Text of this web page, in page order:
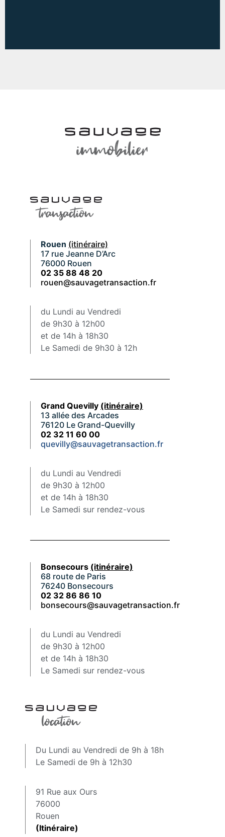
Rouen (itinéraire)
17 rue Jeanne D’Arc
76000 Rouen
02 35 88 48 20
rouen@sauvagetransaction.fr
du Lundi au Vendredi
de 9h30 à 12h00
et de 14h à 18h30
Le Samedi de 9h30 à 12h
Grand Quevilly (itinéraire)
13 allée des Arcades
76120 Le Grand-Quevilly
02 32 11 60 00
quevilly@sauvagetransaction.fr
du Lundi au Vendredi
de 9h30 à 12h00
et de 14h à 18h30
Le Samedi sur rendez-vous
Bonsecours (itinéraire)
68 route de Paris
76240 Bonsecours
02 32 86 86 10
bonsecours@sauvagetransaction.fr
du Lundi au Vendredi
de 9h30 à 12h00
et de 14h à 18h30
Le Samedi sur rendez-vous
Du Lundi au Vendredi de 9h à 18h
Le Samedi de 9h à 12h30
91 Rue aux Ours
76000
Rouen
(Itinéraire)